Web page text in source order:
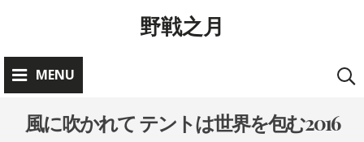
野戦之月
MENU
風に吹かれて テントは世界を包む2016